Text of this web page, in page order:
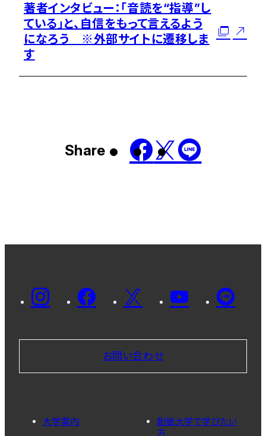
著者インタビュー：「音読を“指導”し
ている」と、自信をもって言えるよう
になろう ※外部サイトに遷移しま
す
Share
お問い合わせ
大学案内
創価大学で学びたい
方